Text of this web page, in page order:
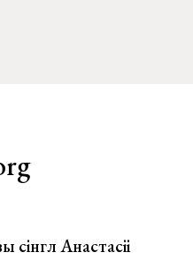
Анастасіі